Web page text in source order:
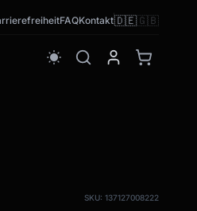
FAQKontakt🇩🇪🇬🇧
wb_sunny
SKU: 137127008222